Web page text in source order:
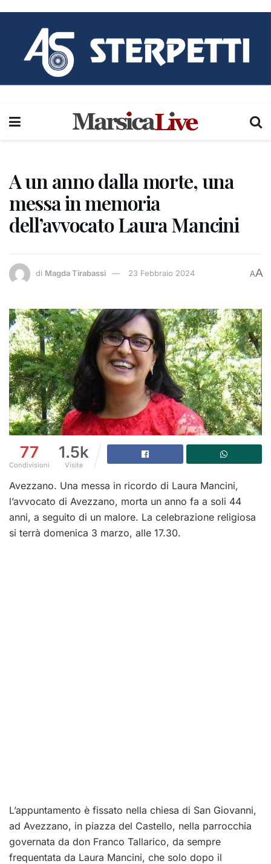
A un anno dalla morte, una
messa in memoria
dell’avvocato Laura Mancini
di Magda Tirabassi 23 Febbraio 2024 AA
77
Condivisioni
1.5k
Visite
Avezzano. Una messa in ricordo di Laura Mancini,
l’avvocato di Avezzano, morta un anno fa a soli 44
anni, a seguito di un malore. La celebrazione religiosa
si terrà domenica 3 marzo, alle 17.30.
L’appuntamento è fissato nella chiesa di San Giovanni,
ad Avezzano, in piazza del Castello, nella parrocchia
governata da don Franco Tallarico, da sempre
frequentata da Laura Mancini, che solo dopo il